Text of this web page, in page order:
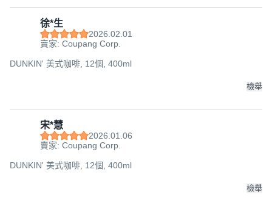
徐*生
2026.02.01
賣家: Coupang Corp.
DUNKIN' 美式咖啡, 12個, 400ml
檢舉
宋*慧
2026.01.06
賣家: Coupang Corp.
DUNKIN' 美式咖啡, 12個, 400ml
檢舉